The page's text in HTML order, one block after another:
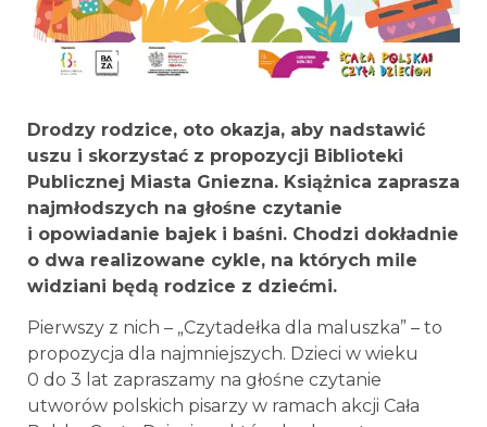
Drodzy rodzice, oto okazja, aby nadstawić
uszu i skorzystać z propozycji Biblioteki
Publicznej Miasta Gniezna. Książnica zaprasza
najmłodszych na głośne czytanie
i opowiadanie bajek i baśni. Chodzi dokładnie
o dwa realizowane cykle, na których mile
widziani będą rodzice z dziećmi.
Pierwszy z nich – „Czytadełka dla maluszka” – to
propozycja dla najmniejszych. Dzieci w wieku
0 do 3 lat zapraszamy na głośne czytanie
utworów polskich pisarzy w ramach akcji Cała